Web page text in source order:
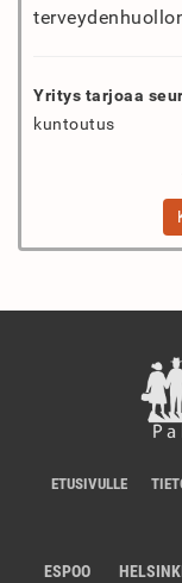
Yritys tarjoaa
kuntoutus
ETUSIVULLE
ESPOO